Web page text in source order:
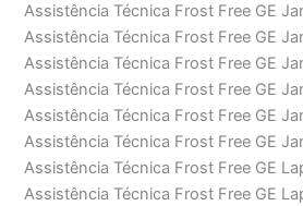
Assistência Técnica Frost Free GE
Assistência Técnica Frost Free GE
Assistência Técnica Frost Free GE
Assistência Técnica Frost Free GE
Assistência Técnica Frost Free GE
Assistência Técnica Frost Free GE
Assistência Técnica Frost Free GE
Assistência Técnica Frost Free GE